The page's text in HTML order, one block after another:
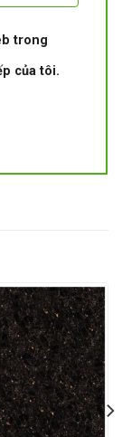
trong
của tôi.